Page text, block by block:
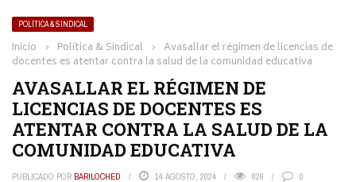
POLÍTICA & SINDICAL
Inicio › Política & Sindical › Avasallar el régimen de licencias de
docentes es atentar contra la salud de la comunidad educativa
AVASALLAR EL RÉGIMEN DE
LICENCIAS DE DOCENTES ES
ATENTAR CONTRA LA SALUD DE LA
COMUNIDAD EDUCATIVA
PUBLICADO POR BARILOCHED 14 AGOSTO, 2024 826 0